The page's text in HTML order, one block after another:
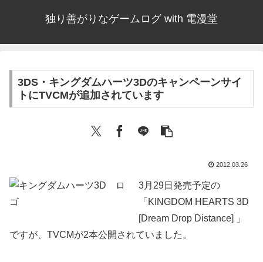
独り善がりなゲームログ with 電漫堂
3DS・キングダムハーツ3Dのキャンペーンサイ
トにTVCMが追加されています
2012.03.26
3月29日発売予定の
「KINGDOM HEARTS 3D
[Dream Drop Distance] 」
ですが、TVCMが2本公開されていました。